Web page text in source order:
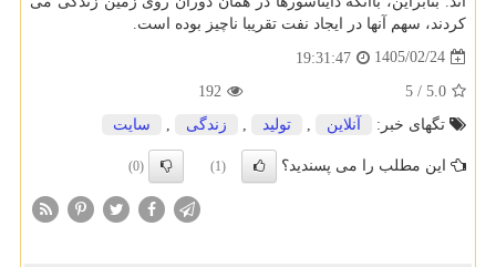
کردند، سهم آنها در ایجاد نفت تقریبا ناچیز بوده است.
1405/02/24
19:31:47
5.0
/
5
192
تگهای خبر:
آنلاین , تولید , زندگی , سایت
این مطلب را می پسندید؟ (1)
(0)